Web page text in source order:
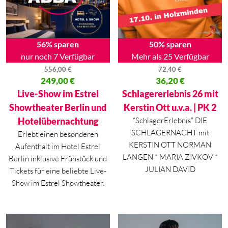
56% sparen
nur noch 7 Verfügbar
556,00€
Ursprünglicher Preis war: 556,00 €
249,00€
Aktueller Preis ist: 249,00 €.
Live-Show im Estrel
Showtheater Berlin und
Hotelübernachtung
Erlebt einen besonderen
Aufenthalt im Hotel Estrel
Berlin inklusive Frühstück und
Tickets für eine beliebte Live-
Show im Estrel Showtheater.
50% sparen
Mehr als 25 Verfügbar
72,40€
Ursprünglicher Preis war:
36,20€
Aktueller Preis ist: 36,20 €.
Schlagererlebnis 26 mit
Kerstin Ott u.v.a. | PK 2
“SchlagerErlebnis” DIE
SCHLAGERNACHT mit
KERSTIN OTT NORMAN
LANGEN * MARIA ZIVKOV *
JULIAN DAVID